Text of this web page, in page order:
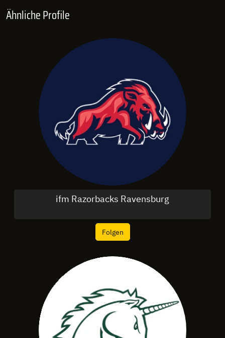
Ähnliche Profile
ifm Razorbacks Ravensburg
Folgen